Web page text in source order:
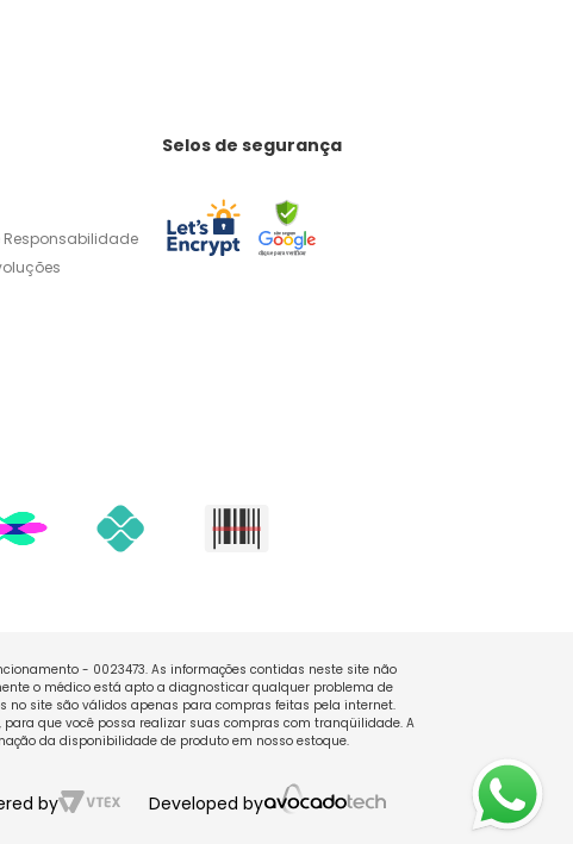
Selos de segurança
- 0023473. As informações contidas neste site não
o médico está apto a diagnosticar qualquer problema de
no site são válidos apenas para compras feitas pela internet.
que você possa realizar suas compras com tranqüilidade. A
da disponibilidade de produto em nosso estoque.
by Developed by